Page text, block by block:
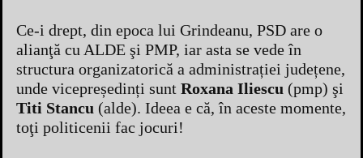
Ce-i drept, din epoca lui Grindeanu, PSD are o
alianţă cu ALDE şi PMP, iar asta se vede în
structura organizatorică a administrației județene,
unde vicepreședinți sunt Roxana Iliescu (pmp) şi
Titi Stancu (alde). Ideea e că, în aceste momente,
toţi politicenii fac jocuri!